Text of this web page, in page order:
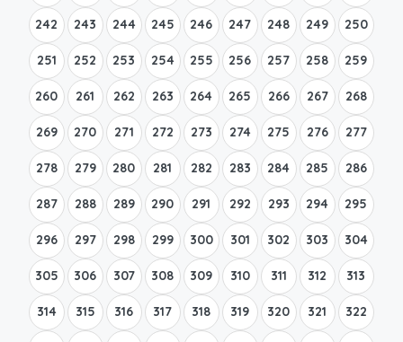
242 243 244 245 246 247 248 249 250
251 252 253 254 255 256 257 258 259
260 261 262 263 264 265 266 267 268
269 270 271 272 273 274 275 276 277
278 279 280 281 282 283 284 285 286
287 288 289 290 291 292 293 294 295
296 297 298 299 300 301 302 303 304
305 306 307 308 309 310 311 312 313
314 315 316 317 318 319 320 321 322